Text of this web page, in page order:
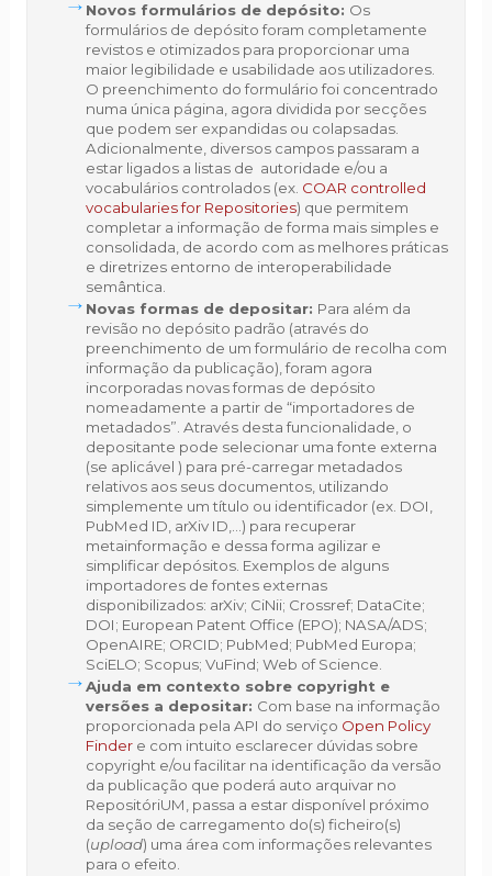
Novos formulários de depósito: Os
formulários de depósito foram completamente
revistos e otimizados para proporcionar uma
maior legibilidade e usabilidade aos utilizadores.
O preenchimento do formulário foi concentrado
numa única página, agora dividida por secções
que podem ser expandidas ou colapsadas.
Adicionalmente, diversos campos passaram a
estar ligados a listas de autoridade e/ou a
vocabulários controlados (ex. COAR controlled
vocabularies for Repositories) que permitem
completar a informação de forma mais simples e
consolidada, de acordo com as melhores práticas
e diretrizes entorno de interoperabilidade
semântica.
Novas formas de depositar: Para além da
revisão no depósito padrão (através do
preenchimento de um formulário de recolha com
informação da publicação), foram agora
incorporadas novas formas de depósito
nomeadamente a partir de “importadores de
metadados”. Através desta funcionalidade, o
depositante pode selecionar uma fonte externa
(se aplicável ) para pré-carregar metadados
relativos aos seus documentos, utilizando
simplemente um título ou identificador (ex. DOI,
PubMed ID, arXiv ID,…) para recuperar
metainformação e dessa forma agilizar e
simplificar depósitos. Exemplos de alguns
importadores de fontes externas
disponibilizados: arXiv; CiNii; Crossref; DataCite;
DOI; European Patent Office (EPO); NASA/ADS;
OpenAIRE; ORCID; PubMed; PubMed Europa;
SciELO; Scopus; VuFind; Web of Science.
Ajuda em contexto sobre copyright e
versões a depositar: Com base na informação
proporcionada pela API do serviço Open Policy
Findere com intuito esclarecer dúvidas sobre
copyright e/ou facilitar na identificação da versão
da publicação que poderá auto arquivar no
RepositóriUM, passa a estar disponível próximo
da seção de carregamento do(s) ficheiro(s)
(upload) uma área com informações relevantes
para o efeito.